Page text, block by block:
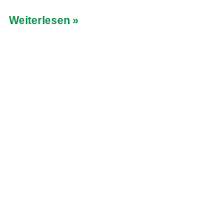
Weiterlesen »